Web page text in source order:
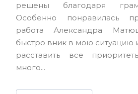
решены благодаря
Особенно понравилась
работа Александра
быстро вник в мою ситуацию
расставить все
много...